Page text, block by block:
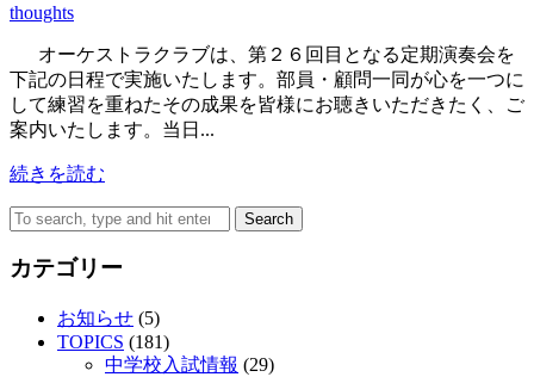
thoughts
オーケストラクラブは、第２６回目となる定期演奏会を
下記の日程で実施いたします。部員・顧問一同が心を一つに
して練習を重ねたその成果を皆様にお聴きいただきたく、ご
案内いたします。当日...
続きを読む
Search
カテゴリー
お知らせ (5)
TOPICS (181)
中学校入試情報 (29)